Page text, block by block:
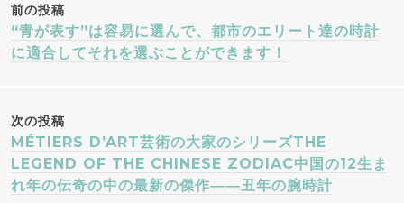
投
稿
ナ
ビ
ゲ
前の投稿
“青が表す”は容易に選んで、都市のエリート達の時計
に適合してそれを選ぶことができます！
次の投稿
MÉTIERS D’ART芸術の大家のシリーズTHE
LEGEND OF THE CHINESE ZODIAC中国の12生ま
れ年の伝奇の中の最新の傑作――丑年の腕時計